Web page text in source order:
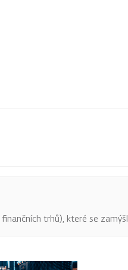
trhů), které se